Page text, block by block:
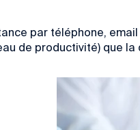
par téléphone,
de productivité) que